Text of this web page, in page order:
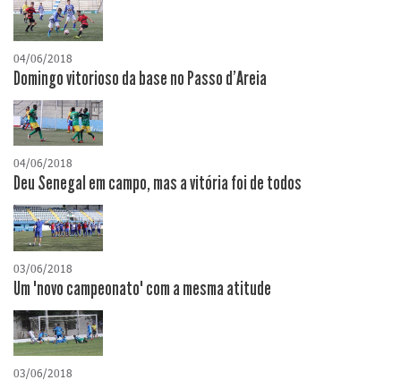
04/06/2018
Domingo vitorioso da base no Passo d'Areia
04/06/2018
Deu Senegal em campo, mas a vitória foi de todos
03/06/2018
Um "novo campeonato" com a mesma atitude
03/06/2018